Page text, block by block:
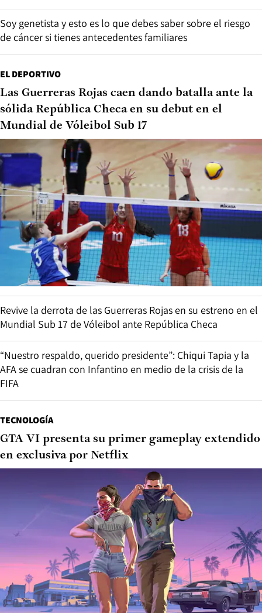
Soy genetista y esto es lo que debes saber sobre el riesgo
de cáncer si tienes antecedentes familiares
EL DEPORTIVO
Las Guerreras Rojas caen dando batalla ante la
sólida República Checa en su debut en el
Mundial de Vóleibol Sub 17
Revive la derrota de las Guerreras Rojas en su estreno en el
Mundial Sub 17 de Vóleibol ante República Checa
“Nuestro respaldo, querido presidente”: Chiqui Tapia y la
AFA se cuadran con Infantino en medio de la crisis de la
FIFA
TECNOLOGÍA
GTA VI presenta su primer gameplay extendido
en exclusiva por Netflix